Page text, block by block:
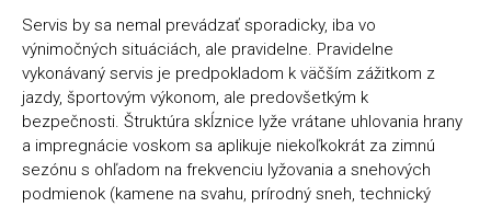
Servis by sa nemal prevádzať sporadicky, iba vo
výnimočných situáciách, ale pravidelne. Pravidelne
vykonávaný servis je predpokladom k väčším zážitkom z
jazdy, športovým výkonom, ale predovšetkým k
bezpečnosti. Štruktúra skĺznice lyže vrátane uhlovania hrany
a impregnácie voskom sa aplikuje niekoľkokrát za zimnú
sezónu s ohľadom na frekvenciu lyžovania a snehových
podmienok (kamene na svahu, prírodný sneh, technický
ť
?
HĽADAŤ